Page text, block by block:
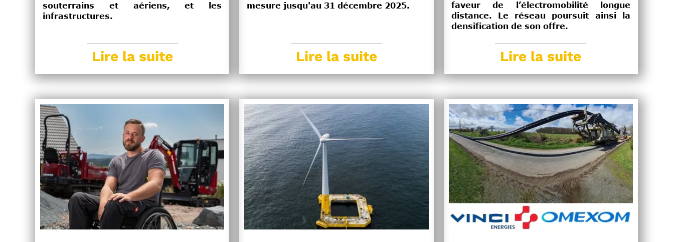
souterrains et aériens, et les
infrastructures.
Lire la suite
mesure jusqu'au 31 décembre 2025.
Lire la suite
faveur de l’électromobilité longue
distance. Le réseau poursuit ainsi la
densification de son offre.
Lire la suite